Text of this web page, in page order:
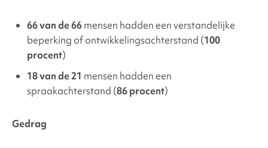
66 van de 66mensen hadden een verstandelijke
beperking of ontwikkelingsachterstand (100
procent)
18 van de 21 mensen hadden een
spraakachterstand (86 procent)
Gedrag